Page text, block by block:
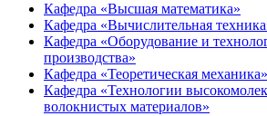
Кафедра «Высшая математика»
Кафедра «Вычислительная
Кафедра «Оборудование и
производства»
Кафедра «Теоретическая механика»
Кафедра «Технологии
волокнистых материалов»